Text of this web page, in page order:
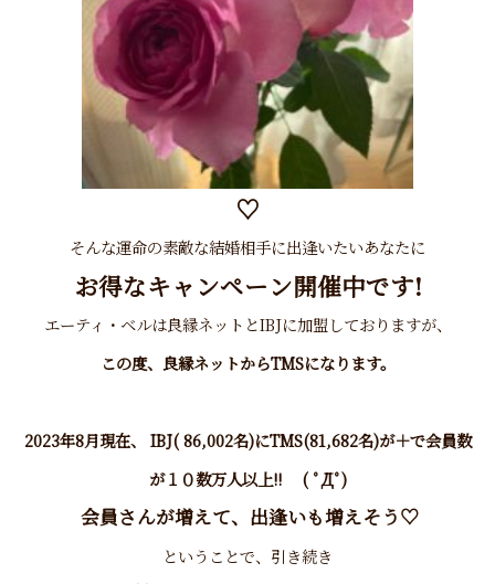
♡
そんな運命の素敵な結婚相手に出逢いたいあなたに
お得なキャンペーン開催中です!
エーティ・ベルは良縁ネットとIBJに加盟しておりますが、
この度、良縁ネットからTMSになります。
2023年8月現在、 IBJ(86,002名)にTMS(81,682名)が＋で会員数
が１０数万人以上!! ( ﾟДﾟ)
会員さんが増えて、出逢いも増えそう♡
ということで、引き続き